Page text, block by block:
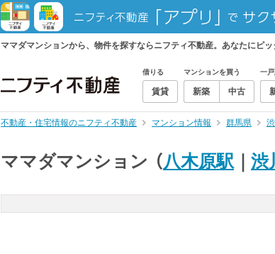
ママダマンションから、物件を探すならニフティ不動産。あなたにピッ
借りる
賃貸
マンションを買う
新築 中古
一
不動産・住宅情報のニフティ不動産 マンション情報 群馬県
ママダマンション （八木原駅 渋